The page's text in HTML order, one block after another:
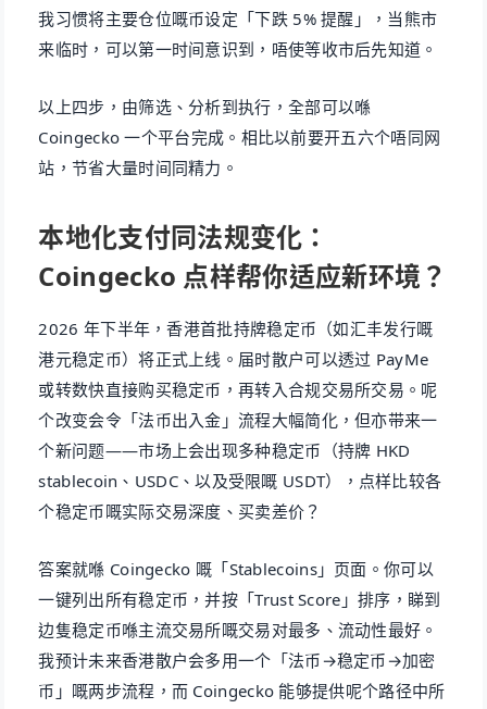
我习惯将主要仓位嘅币设定「下跌 5% 提醒」，当熊市
来临时，可以第一时间意识到，唔使等收市后先知道。
以上四步，由筛选、分析到执行，全部可以喺
Coingecko 一个平台完成。相比以前要开五六个唔同网
站，节省大量时间同精力。
本地化支付同法规变化：
Coingecko 点样帮你适应新环境？
2026 年下半年，香港首批持牌稳定币（如汇丰发行嘅
港元稳定币）将正式上线。届时散户可以透过 PayMe
或转数快直接购买稳定币，再转入合规交易所交易。呢
个改变会令「法币出入金」流程大幅简化，但亦带来一
个新问题——市场上会出现多种稳定币（持牌 HKD
stablecoin、USDC、以及受限嘅 USDT），点样比较各
个稳定币嘅实际交易深度、买卖差价？
答案就喺 Coingecko 嘅「Stablecoins」页面。你可以
一键列出所有稳定币，并按「Trust Score」排序，睇到
边隻稳定币喺主流交易所嘅交易对最多、流动性最好。
我预计未来香港散户会多用一个「法币→稳定币→加密
币」嘅两步流程，而 Coingecko 能够提供呢个路径中所